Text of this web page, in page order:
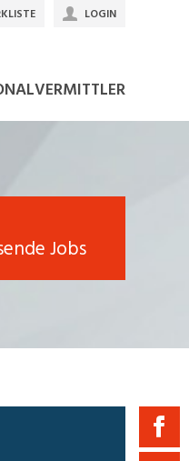
LOGIN
Jobs
JETZT BEWERBEN